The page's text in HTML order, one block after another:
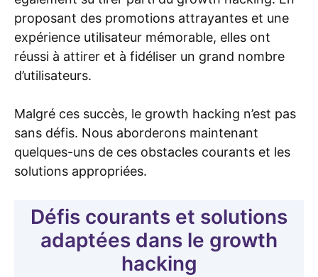
proposant des promotions attrayantes et une
expérience utilisateur mémorable, elles ont
réussi à attirer et à fidéliser un grand nombre
d’utilisateurs.
Malgré ces succès, le growth hacking n’est pas
sans défis. Nous aborderons maintenant
quelques-uns de ces obstacles courants et les
solutions appropriées.
Défis courants et solutions
adaptées dans le growth
hacking